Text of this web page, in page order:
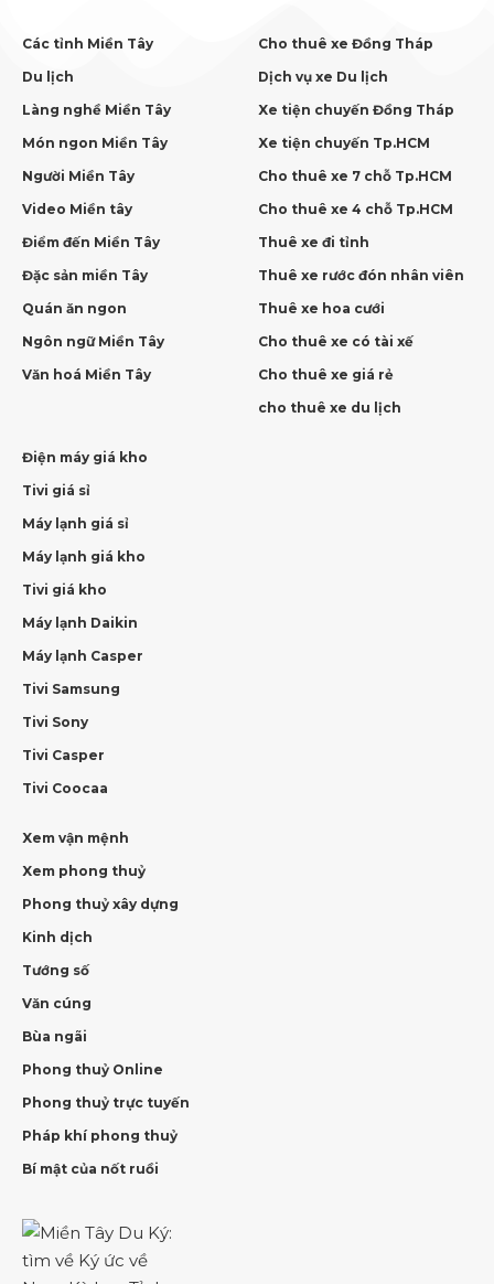
Các tỉnh Miền Tây
Du lịch
Làng nghề Miền Tây
Món ngon Miền Tây
Người Miền Tây
Video Miền tây
Điểm đến Miền Tây
Đặc sản miền Tây
Quán ăn ngon
Ngôn ngữ Miền Tây
Văn hoá Miền Tây
Cho thuê xe Đồng Tháp
Dịch vụ xe Du lịch
Xe tiện chuyến Đồng Tháp
Xe tiện chuyến Tp.HCM
Cho thuê xe 7 chỗ Tp.HCM
Cho thuê xe 4 chỗ Tp.HCM
Thuê xe đi tỉnh
Thuê xe rước đón nhân viên
Thuê xe hoa cưới
Cho thuê xe có tài xế
Cho thuê xe giá rẻ
cho thuê xe du lịch
Điện máy giá kho
Tivi giá sỉ
Máy lạnh giá sỉ
Máy lạnh giá kho
Tivi giá kho
Máy lạnh Daikin
Máy lạnh Casper
Tivi Samsung
Tivi Sony
Tivi Casper
Tivi Coocaa
Xem vận mệnh
Xem phong thuỷ
Phong thuỷ xây dựng
Kinh dịch
Tướng số
Văn cúng
Bùa ngãi
Phong thuỷ Online
Phong thuỷ trực tuyến
Pháp khí phong thuỷ
Bí mật của nốt ruồi